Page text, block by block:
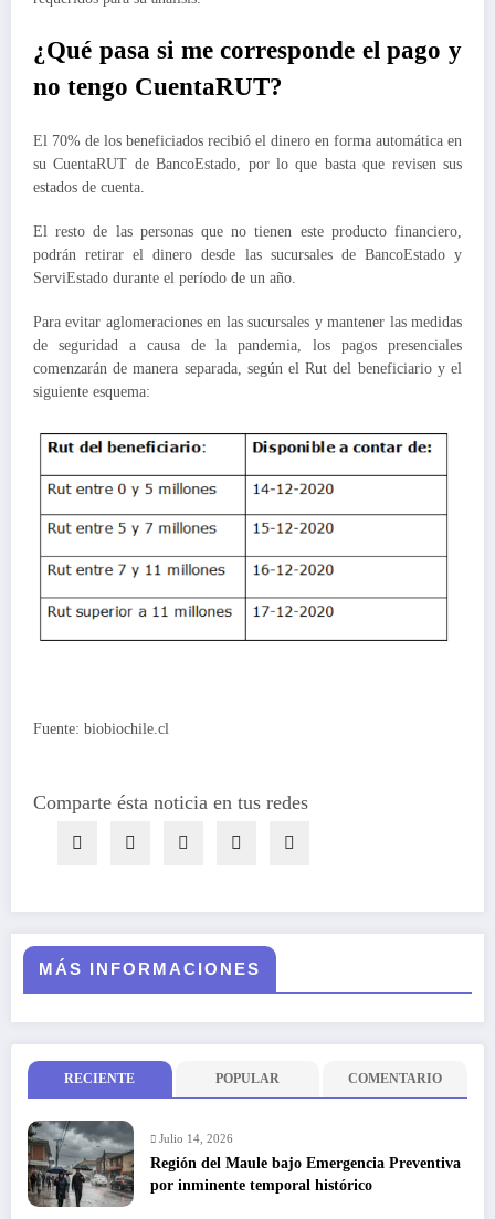
¿Qué pasa si me corresponde el pago y
no tengo CuentaRUT?
El 70% de los beneficiados recibió el dinero en forma automática en
su CuentaRUT de BancoEstado, por lo que basta que revisen sus
estados de cuenta.
El resto de las personas que no tienen este producto financiero,
podrán retirar el dinero desde las sucursales de BancoEstado y
ServiEstado durante el período de un año.
Para evitar aglomeraciones en las sucursales y mantener las medidas
de seguridad a causa de la pandemia, los pagos presenciales
comenzarán de manera separada, según el Rut del beneficiario y el
siguiente esquema:
Fuente: biobiochile.cl
Comparte ésta noticia en tus redes
MÁS INFORMACIONES
RECIENTE POPULAR COMENTARIO
Julio 14, 2026
Región del Maule bajo Emergencia Preventiva
por inminente temporal histórico